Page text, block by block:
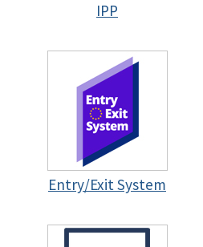
IPP
Entry/Exit System